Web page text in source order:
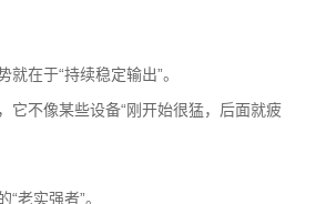
在于“持续稳定输出”。
它不像某些设备“刚开始很猛，后面就疲
老实强者”。